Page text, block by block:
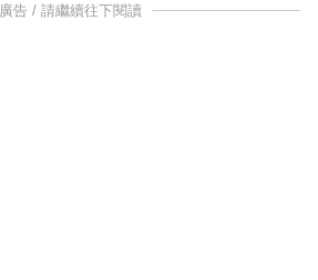
廣告 / 請繼續往下閱讀